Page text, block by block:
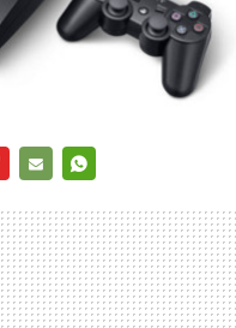
MAIL